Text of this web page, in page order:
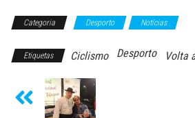
Categoria Desporto Notícias
Etiquetas Ciclismo Desporto Volta